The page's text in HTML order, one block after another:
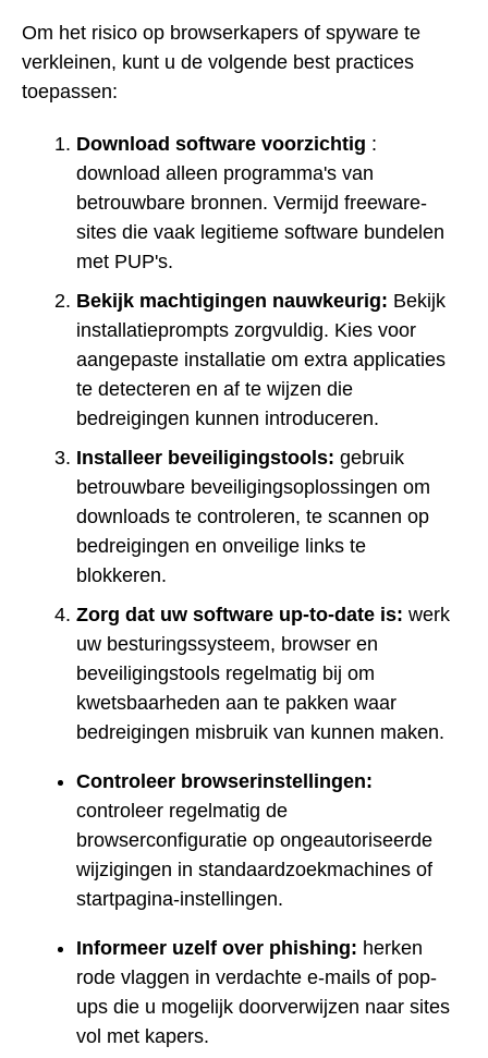
Om het risico op browserkapers of spyware te
verkleinen, kunt u de volgende best practices
toepassen:
Download software voorzichtig :
download alleen programma's van
betrouwbare bronnen. Vermijd freeware-
sites die vaak legitieme software bundelen
met PUP's.
Bekijk machtigingen nauwkeurig: Bekijk
installatieprompts zorgvuldig. Kies voor
aangepaste installatie om extra applicaties
te detecteren en af te wijzen die
bedreigingen kunnen introduceren.
Installeer beveiligingstools: gebruik
betrouwbare beveiligingsoplossingen om
downloads te controleren, te scannen op
bedreigingen en onveilige links te
blokkeren.
Zorg dat uw software up-to-date is: werk
uw besturingssysteem, browser en
beveiligingstools regelmatig bij om
kwetsbaarheden aan te pakken waar
bedreigingen misbruik van kunnen maken.
Controleer browserinstellingen:
controleer regelmatig de
browserconfiguratie op ongeautoriseerde
wijzigingen in standaardzoekmachines of
startpagina-instellingen.
Informeer uzelf over phishing: herken
rode vlaggen in verdachte e-mails of pop-
ups die u mogelijk doorverwijzen naar sites
vol met kapers.